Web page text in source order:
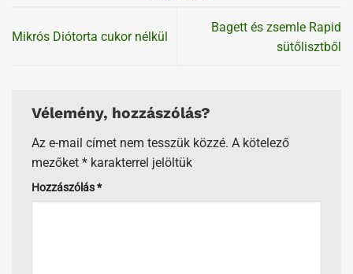
Mikrós Diótorta cukor nélkül
Bagett és zsemle Rapid
sütőlisztből
Vélemény, hozzászólás?
Az e-mail címet nem tesszük közzé. A kötelező
mezőket * karakterrel jelöltük
Hozzászólás*